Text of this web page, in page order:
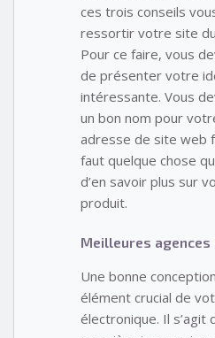
ces trois conseils
ressortir votre site
Pour ce faire, vous
de présenter votre
intéressante. Vous
un bon nom pour
adresse de site web
faut quelque chose
d’en savoir plus sur
produit.
Meilleures
Une bonne
élément crucial de
électronique. Il